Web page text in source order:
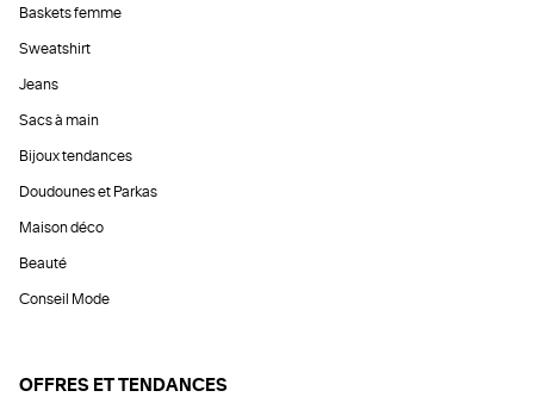
Baskets femme
Sweatshirt
Jeans
Sacs à main
Bijoux tendances
Doudounes et Parkas
Maison déco
Beauté
Conseil Mode
OFFRES ET TENDANCES